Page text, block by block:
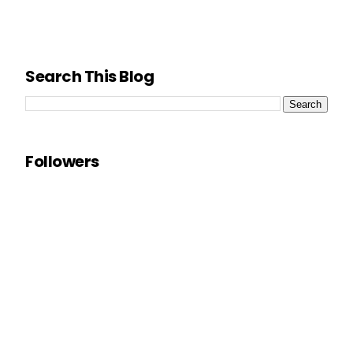
Search This Blog
Followers